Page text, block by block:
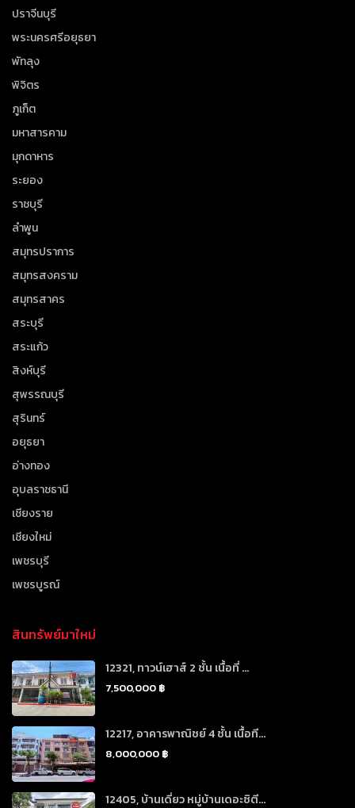
ปราจีนบุรี
พระนครศรีอยุธยา
พัทลุง
พิจิตร
ภูเก็ต
มหาสารคาม
มุกดาหาร
ระยอง
ราชบุรี
ลำพูน
สมุทรปราการ
สมุทรสงคราม
สมุทรสาคร
สระบุรี
สระแก้ว
สิงห์บุรี
สุพรรณบุรี
สุรินทร์
อยุธยา
อ่างทอง
อุบลราชธานี
เชียงราย
เชียงใหม่
เพชรบุรี
เพชรบูรณ์
สินทรัพย์มาใหม่
12321, ทาวน์เฮาส์ 2 ชั้น เนื้อที่ ...
7,500,000 ฿
12217, อาคารพาณิชย์ 4 ชั้น เนื้อที...
8,000,000 ฿
12405, บ้านเดี่ยว หมู่บ้านเดอะซิตี...